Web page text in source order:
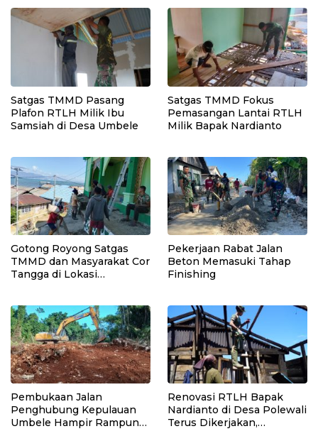
Satgas TMMD Pasang
Plafon RTLH Milik Ibu
Samsiah di Desa Umbele
Satgas TMMD Fokus
Pemasangan Lantai RTLH
Milik Bapak Nardianto
Gotong Royong Satgas
TMMD dan Masyarakat Cor
Tangga di Lokasi
Pekerjaan Rabat Jalan
Beton Memasuki Tahap
Finishing
Pembukaan Jalan
Penghubung Kepulauan
Umbele Hampir Rampung
Renovasi RTLH Bapak
Nardianto di Desa Polewali
Terus Dikerjakan,